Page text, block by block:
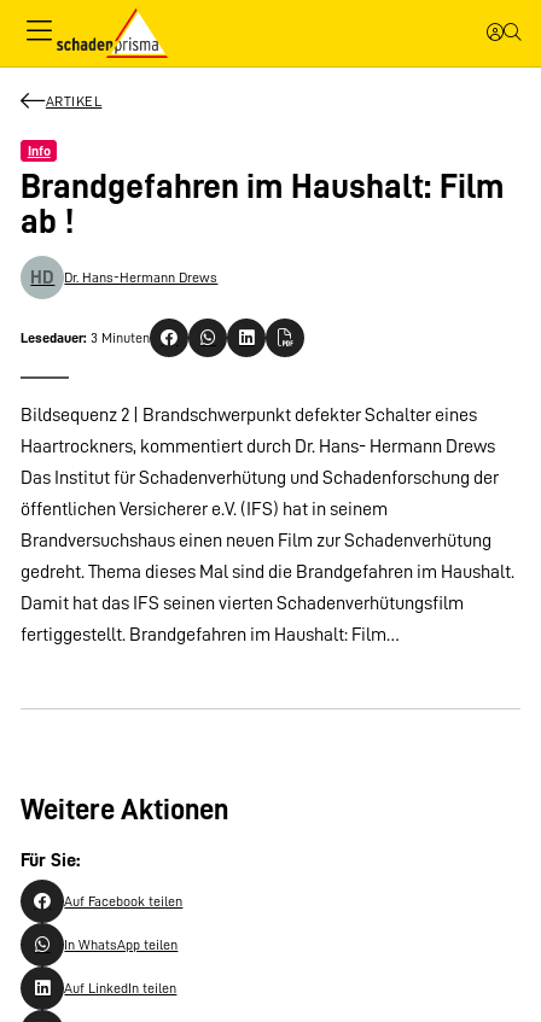
ARTIKEL
Info
Brandgefahren im Haushalt: Film
ab !
HD Dr. Hans-Hermann Drews
Lesedauer: 3 Minuten
Bildsequenz 2 | Brandschwerpunkt defekter Schalter eines
Haartrockners, kommentiert durch Dr. Hans- Hermann Drews
Das Institut für Schadenverhütung und Schadenforschung der
öffentlichen Versicherer e.V. (IFS) hat in seinem
Brandversuchshaus einen neuen Film zur Schadenverhütung
gedreht. Thema dieses Mal sind die Brandgefahren im Haushalt.
Damit hat das IFS seinen vierten Schadenverhütungsfilm
fertiggestellt. Brandgefahren im Haushalt: Film…
Weitere Aktionen
Für Sie:
Auf Facebook teilen
In WhatsApp teilen
Auf LinkedIn teilen